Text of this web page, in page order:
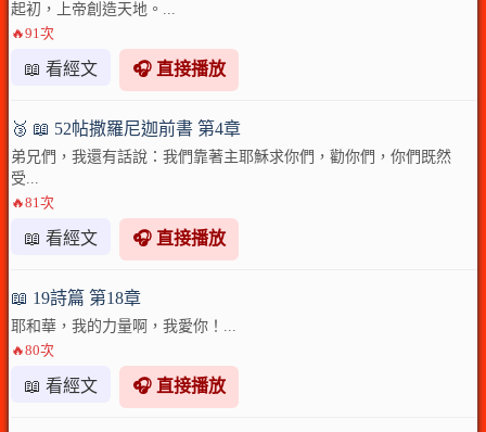
起初，上帝創造天地。...
🔥91次
📖 看經文 🎧 直接播放
🥉 📖 52帖撒羅尼迦前書 第4章
弟兄們，我還有話說：我們靠著主耶穌求你們，勸你們，你們既然
受...
🔥81次
📖 看經文 🎧 直接播放
📖 19詩篇 第18章
耶和華，我的力量啊，我愛你！...
🔥80次
📖 看經文 🎧 直接播放